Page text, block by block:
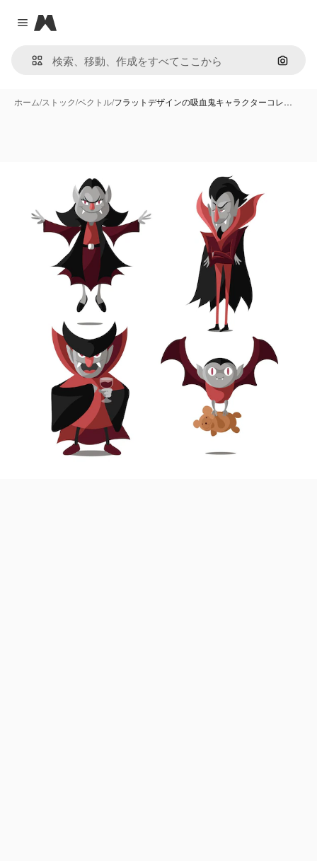
Close menu
Magnific
画像で
ホーム/ストック/ベクトル/フラットデザインの吸血鬼キャラクターコレ…